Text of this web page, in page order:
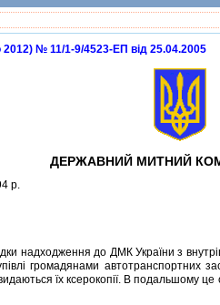
№ 11/1-9/4523-ЕП від 25.04.2005
ДЕРЖАВНИЙ МИТНИЙ
р.
надходження до ДМК України з
громадянами автотранспортних
їх ксерокопiї. В подальшому